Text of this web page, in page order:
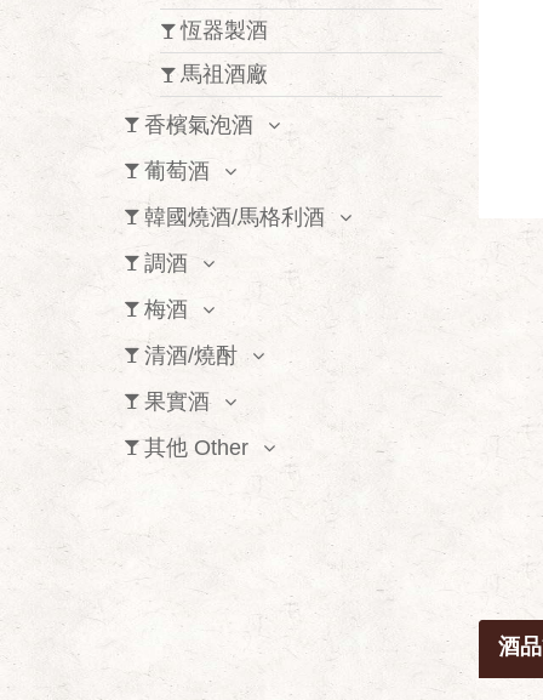
恆器製酒
馬祖酒廠
香檳氣泡酒
葡萄酒
韓國燒酒/馬格利酒
調酒
梅酒
清酒/燒酎
果實酒
其他 Other
酒